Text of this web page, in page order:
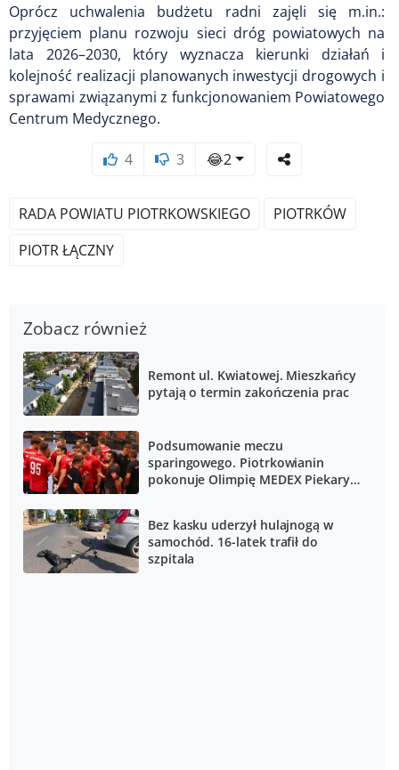
Oprócz uchwalenia budżetu radni zajęli się m.in.:
przyjęciem planu rozwoju sieci dróg powiatowych na
lata 2026–2030, który wyznacza kierunki działań i
kolejność realizacji planowanych inwestycji drogowych i
sprawami związanymi z funkcjonowaniem Powiatowego
Centrum Medycznego.
4 3 😂2
RADA POWIATU PIOTRKOWSKIEGO
PIOTRKÓW
PIOTR ŁĄCZNY
Zobacz również
Remont ul. Kwiatowej. Mieszkańcy
pytają o termin zakończenia prac
Podsumowanie meczu
sparingowego. Piotrkowianin
pokonuje Olimpię MEDEX Piekary
Bez kasku uderzył hulajnogą w
samochód. 16-latek trafił do
szpitala